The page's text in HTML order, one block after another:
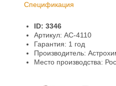
Спецификация
Гарантии и возврат
ID: 3346
Артикул: АС-4110
Гарантия: 1 год
Производитель:
Место производства: